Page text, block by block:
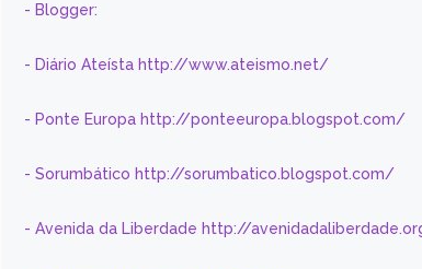
- Blogger:
- Diário Ateísta http://www.ateismo.net/
- Ponte Europa http://ponteeuropa.blogspot.com/
- Sorumbático http://sorumbatico.blogspot.com/
- Avenida da Liberdade http://